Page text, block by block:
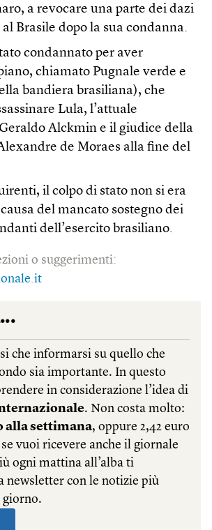
a revocare una parte dei dazi
Brasile dopo la sua condanna.
condannato per aver
chiamato Pugnale verde e
bandiera brasiliana), che
Lula, l’attuale
Alckmin e il giudice della
de Moraes alla fine del
il colpo di stato non si era
del mancato sostegno dei
dell’esercito brasiliano.
o suggerimenti: